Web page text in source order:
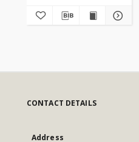
CONTACT DETAILS
Address